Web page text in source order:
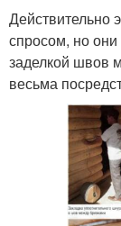
Действительно
спросом, но
заделкой швов
весьма